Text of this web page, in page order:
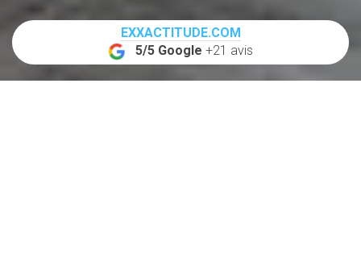
EXXACTITUDE.COM
5/5 Google +21 avis